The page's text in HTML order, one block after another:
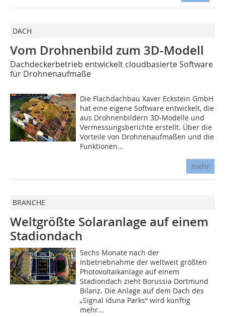
DACH
Vom Drohnenbild zum 3D-Modell
Dachdeckerbetrieb entwickelt cloudbasierte Software
für Drohnenaufmaße
Die Flachdachbau Xaver Eckstein GmbH
hat eine eigene Software entwickelt, die
aus Drohnenbildern 3D-Modelle und
Vermessungsberichte erstellt. Über die
Vorteile von Drohnenaufmaßen und die
Funktionen...
mehr
BRANCHE
Weltgrößte Solaranlage auf einem
Stadiondach
Sechs Monate nach der
Inbetriebnahme der weltweit größten
Photovoltaikanlage auf einem
Stadiondach zieht Borussia Dortmund
Bilanz. Die Anlage auf dem Dach des
„Signal Iduna Parks“ wird künftig
mehr...